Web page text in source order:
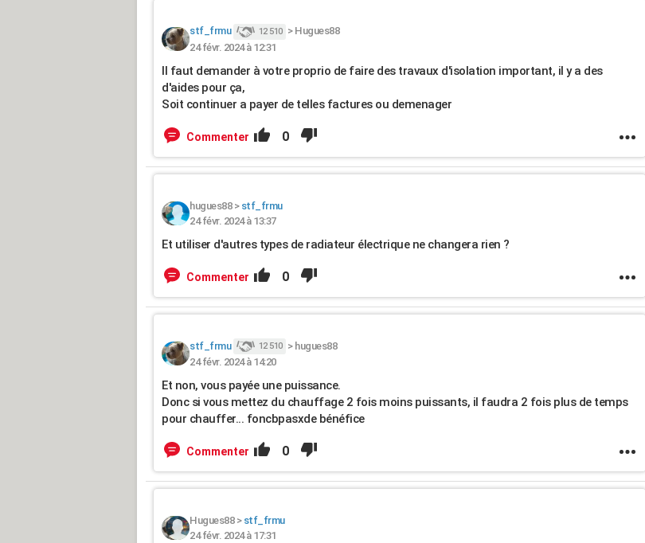
stf_frmu 12 510 > Hugues88
24 févr. 2024 à 12:31
Il faut demander à votre proprio de faire des travaux d'isolation important, il y a des
d'aides pour ça,
Soit continuer a payer de telles factures ou demenager
Commenter 0
hugues88> stf_frmu
24 févr. 2024 à 13:37
Et utiliser d'autres types de radiateur électrique ne changera rien ?
Commenter 0
stf_frmu 12 510 > hugues88
24 févr. 2024 à 14:20
Et non, vous payée une puissance.
Donc si vous mettez du chauffage 2 fois moins puissants, il faudra 2 fois plus de temps
pour chauffer... foncbpasxde bénéfice
Commenter 0
Hugues88> stf_frmu
24 févr. 2024 à 17:31